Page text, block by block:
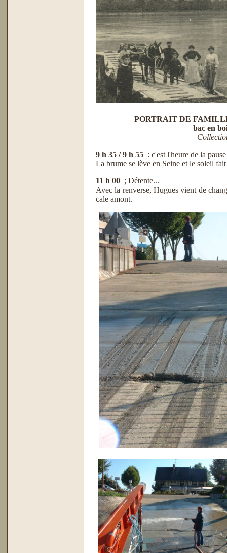
PORTRAIT DE
bac en
9 h 35 / 9 h 55 : c'est l'heure de la
La brume se lève en Seine et le soleil
11 h 00 ; Détente...
Avec la renverse, Hugues vient de
cale amont.